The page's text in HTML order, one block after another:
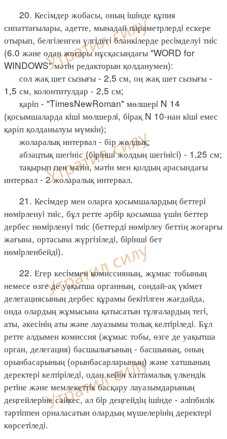
20. Кесімдер жобасы, оның iшiнде құпия
сипаттағылары, әдетте, мынадай параметрлердi ескере
отырып, белгiленген үлгiдегi бланкiлерде ресiмделуi тиiс
(6.0 және одан жоғары нұсқасындағы "WORD for
WINDOWS" мәтiн редакторын қолданумен):
сол жақ шет сызығы - 2,5 см, оң жақ шет сызығы -
1,5 см, колонтитулдар - 2,5 см;
қарiп - "TimesNewRoman" мөлшерi N 14
(қосымшаларда кiшi мөлшерлi, бiрақ N 10-нан кiшi емес
қаріп қолданылуы мүмкiн);
жоларалық интервал - бір жолдық;
абзацтық шегiніс (бiрiншi жолдың шегiнiсi) - 1,25 см;
тақырып пен мәтiн, мәтiн мен қолдың арасындағы
интервал - 2 жоларалық интервал.
21. Кесiмдер мен оларға қосымшалардың беттерi
нөмiрленуi тиiс, бұл ретте әрбiр қосымша үшiн беттер
дербес нөмiрленуi тиiс (беттердi нөмiрлеу беттің жоғарғы
жағына, ортасына жүргiзiледi, бiрiншi бет
нөмiрленбейдi).
22. Егер кесiммен комиссияның, жұмыс тобының
немесе өзге де уақытша органның, сондай-ақ үкiмет
делегациясының дербес құрамы бекiтiлген жағдайда,
онда олардың жұмысына қатысатын тұлғалардың тегi,
аты, әкесiнiң аты және лауазымы толық келтiрiледi. Бұл
ретте алдымен комиссия (жұмыс тобы, өзге де уақытша
орган, делегация) басшылығының - басшының, оның
орынбасарының (орынбасарларының) және хатшының
деректерi келтiрiледi, одан кейiн хаттамалық үлкендiк
ретiне және мемлекеттiк басқару лауазымдарының
деңгейлерiне сәйкес, ал бiр деңгейдiң iшiнде - әлiпбилiк
тәртiппен орналасатын олардың мүшелерiнiң деректерi
көрсетiледi.